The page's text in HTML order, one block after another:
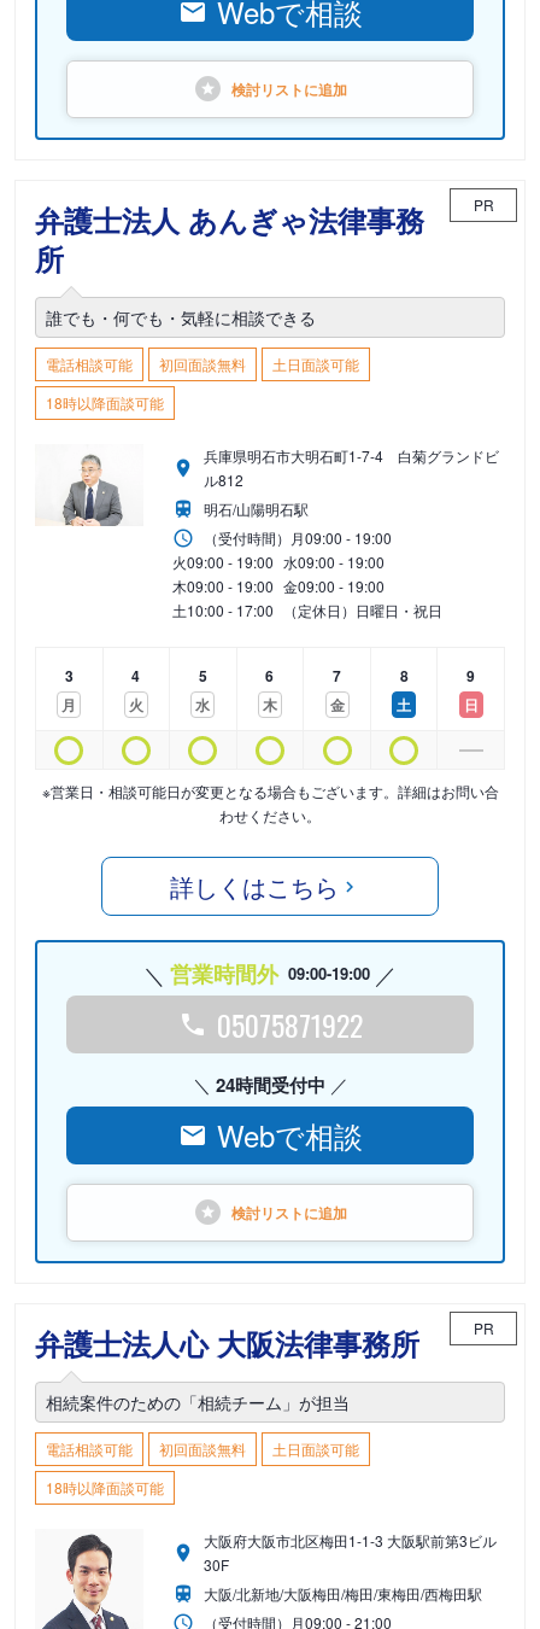
Webで相談
検討リストに追加
弁護士法人 あんぎゃ法律事務
所
PR
誰でも・何でも・気軽に相談できる
電話相談可能 初回面談無料
土日面談可能
18時以降面談可能
兵庫県明石市大明石町1-7-4 白菊グランドビ
ル812
明石/山陽明石駅
（受付時間） 月09:00 - 19:00
火09:00 - 19:00 水09:00 - 19:00
木09:00 - 19:00 金09:00 - 19:00
土10:00 - 17:00 （定休日）日曜日・祝日
3
月
4
火
5
水
6
木
7
金
8
土
9
日
※営業日・相談可能日が変更となる場合もございます。詳細はお問い合
わせください。
詳しくはこちら
営業時間外 09:00-19:00
05075871922
24時間受付中
Webで相談
検討リストに追加
弁護士法人心 大阪法律事務所 PR
相続案件のための「相続チーム」が担当
電話相談可能 初回面談無料
土日面談可能
18時以降面談可能
大阪府大阪市北区梅田1-1-3 大阪駅前第3ビル
30F
大阪/北新地/大阪梅田/梅田/東梅田/西梅田駅
（受付時間） 月09:00 - 21:00